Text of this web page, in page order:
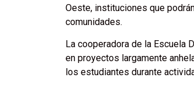
Oeste, instituciones que
comunidades.
La cooperadora de la Escuela
en proyectos largamente
los estudiantes durante